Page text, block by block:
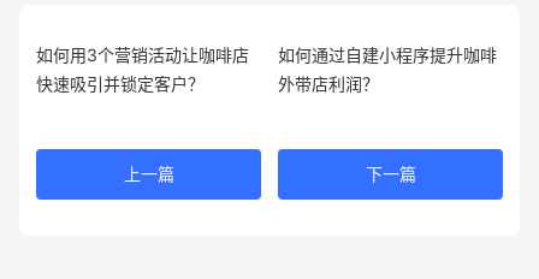
如何用3个营销活动让咖啡店
快速吸引并锁定客户？
上一篇
如何通过自建小程序提升咖啡
外带店利润？
下一篇